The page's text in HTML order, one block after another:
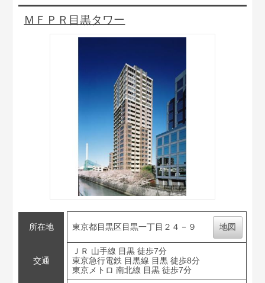
ＭＦＰＲ目黒タワー
所在地 東京都目黒区目黒一丁目２４－９ 地図
交通
ＪＲ 山手線 目黒 徒歩7分
東京急行電鉄 目黒線 目黒 徒歩8分
東京メトロ 南北線 目黒 徒歩7分